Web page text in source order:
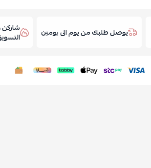
يوصل طلبك من يوم الى يومين